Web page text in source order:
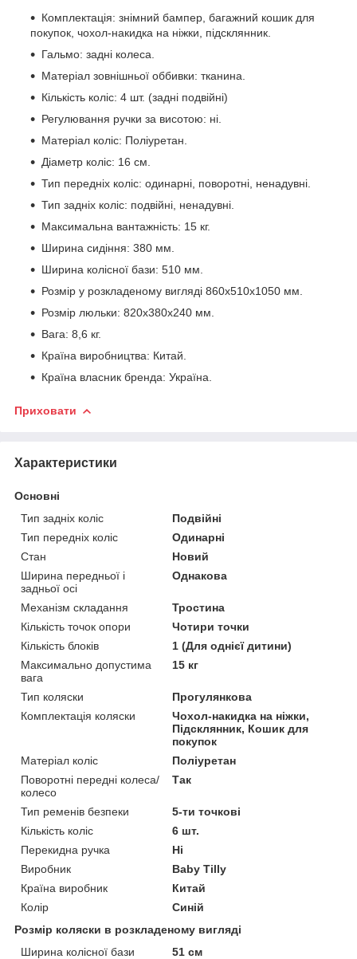
Комплектація: знімний бампер, багажний кошик для
покупок, чохол-накидка на ніжки, підсклянник.
Гальмо: задні колеса.
Матеріал зовнішньої оббивки: тканина.
Кількість коліс: 4 шт. (задні подвійні)
Регулювання ручки за висотою: ні.
Матеріал коліс: Поліуретан.
Діаметр коліс: 16 см.
Тип передніх коліс: одинарні, поворотні, ненадувні.
Тип задніх коліс: подвійні, ненадувні.
Максимальна вантажність: 15 кг.
Ширина сидіння: 380 мм.
Ширина колісної бази: 510 мм.
Розмір у розкладеному вигляді 860x510x1050 мм.
Розмір люльки: 820x380х240 мм.
Вага: 8,6 кг.
Країна виробництва: Китай.
Країна власник бренда: Україна.
Приховати
Характеристики
Основні
Тип задніх коліс
Подвійні
Тип передніх коліс
Одинарні
Стан
Новий
Ширина передньої і
задньої осі
Однакова
Механізм складання
Тростина
Кількість точок опори
Чотири точки
Кількість блоків
1 (Для однієї дитини)
Максимально допустима
вага
15 кг
Тип коляски
Прогулянкова
Комплектація коляски
Чохол-накидка на ніжки,
Підсклянник, Кошик для
покупок
Матеріал коліс
Поліуретан
Поворотні передні колеса/
колесо
Так
Тип ременів безпеки
5-ти точкові
Кількість коліс
6 шт.
Перекидна ручка
Ні
Виробник
Baby Tilly
Країна виробник
Китай
Колір
Синій
Розмір коляски в розкладеному вигляді
Ширина колісної бази
51 см